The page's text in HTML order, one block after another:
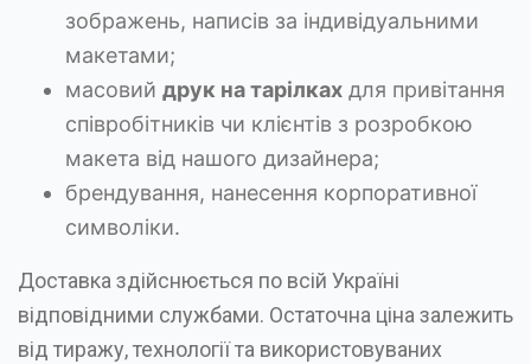
зображень, написів за індивідуальними
макетами;
масовий друк на тарілках для привітання
співробітників чи клієнтів з розробкою
макета від нашого дизайнера;
брендування, нанесення корпоративної
символіки.
Доставка здійснюється по всій Україні
відповідними службами. Остаточна ціна залежить
від тиражу, технології та використовуваних